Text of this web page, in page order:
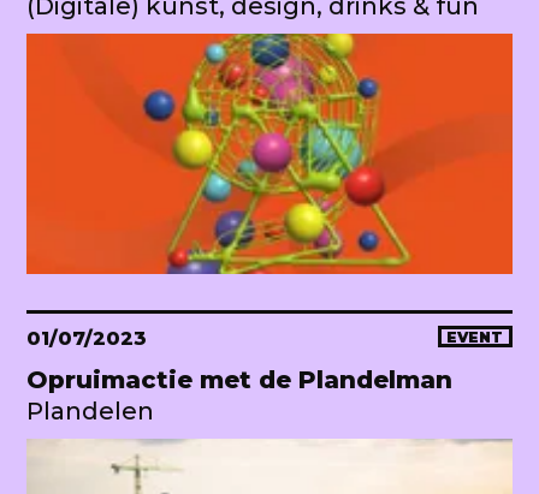
(Digitale) kunst, design, drinks & fun
01/07/2023 EVENT
Opruimactie met de Plandelman
Plandelen